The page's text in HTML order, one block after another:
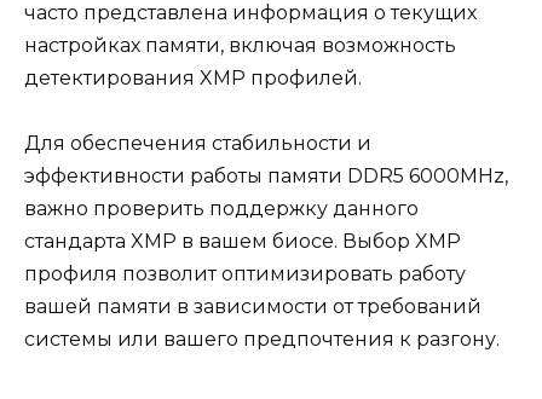
часто представлена информация о текущих
настройках памяти, включая возможность
детектирования XMP профилей.
Для обеспечения стабильности и
эффективности работы памяти DDR5 6000MHz,
важно проверить поддержку данного
стандарта XMP в вашем биосе. Выбор XMP
профиля позволит оптимизировать работу
вашей памяти в зависимости от требований
системы или вашего предпочтения к разгону.